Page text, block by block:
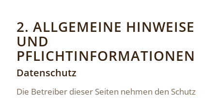
2. ALLGEMEINE HINWEISE
UND
PFLICHTINFORMATIONEN
Datenschutz
Die Betreiber dieser Seiten nehmen den Schutz